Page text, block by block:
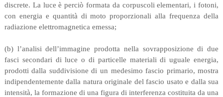
discrete. La luce è perciò formata da corpuscoli elementari, i fotoni,
con energia e quantità di moto proporzionali alla frequenza della
radiazione elettromagnetica emessa;
(b) l’analisi dell’immagine prodotta nella sovrapposizione di due
fasci secondari di luce o di particelle materiali di uguale energia,
prodotti dalla suddivisione di un medesimo fascio primario, mostra
indipendentemente dalla natura originale del fascio usato e dalla sua
intensità, la formazione di una figura di interferenza costituita da una